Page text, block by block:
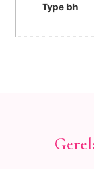
Type bh